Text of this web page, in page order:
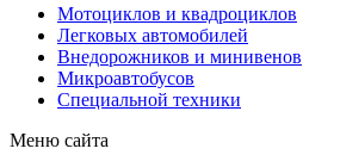
Мотоциклов и квадроциклов
Легковых автомобилей
Внедорожников и минивенов
Микроавтобусов
Специальной техники
Меню сайта